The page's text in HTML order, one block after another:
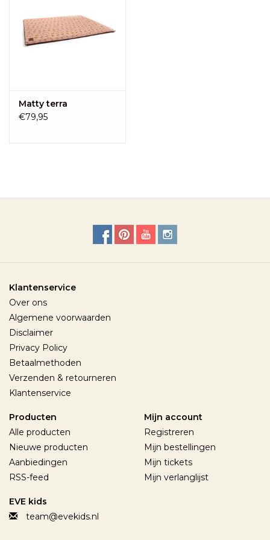
Matty terra
€79,95
Klantenservice
Over ons
Algemene voorwaarden
Disclaimer
Privacy Policy
Betaalmethoden
Verzenden & retourneren
Klantenservice
Producten
Alle producten
Nieuwe producten
Aanbiedingen
RSS-feed
Mijn account
Registreren
Mijn bestellingen
Mijn tickets
Mijn verlanglijst
EVE kids
team@evekids.nl